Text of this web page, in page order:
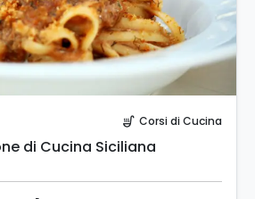
soup_kitchen Corsi di Cucina
di Cucina Siciliana